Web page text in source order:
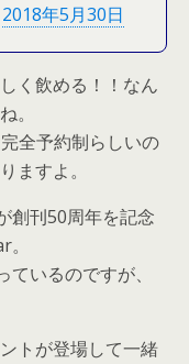
2018年5月30日
く飲める！！なん
。
全予約制らしいの
ますよ。
創刊50周年を記念
いるのですが、
トが登場して一緒